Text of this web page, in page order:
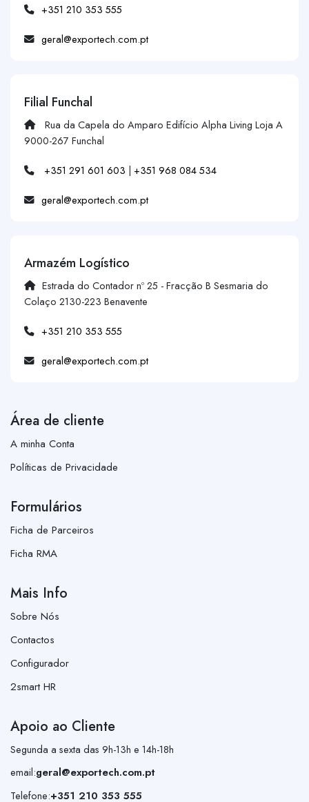
+351 210 353 555
geral@exportech.com.pt
Filial Funchal
Rua da Capela do Amparo Edifício Alpha Living Loja A
9000-267 Funchal
+351 291 601 603 | +351 968 084 534
geral@exportech.com.pt
Armazém Logístico
Estrada do Contador nº 25 - Fracção B Sesmaria do
Colaço 2130-223 Benavente
+351 210 353 555
geral@exportech.com.pt
Área de cliente
A minha Conta
Políticas de Privacidade
Formulários
Ficha de Parceiros
Ficha RMA
Mais Info
Sobre Nós
Contactos
Configurador
2smart HR
Apoio ao Cliente
Segunda a sexta das 9h-13h e 14h-18h
email:geral@exportech.com.pt
Telefone:+351 210 353 555